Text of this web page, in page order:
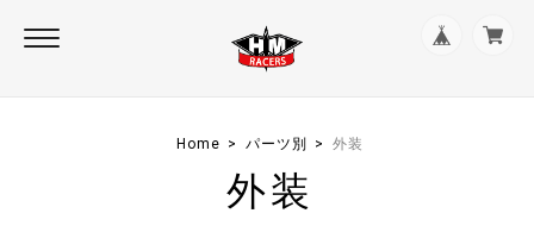
Home パーツ別 外装
外装